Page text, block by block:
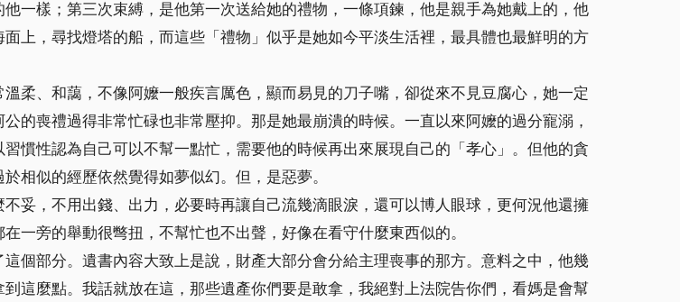
一樣；第三次束縛，是他第一次送給她的禮物，一條項鍊，他是親手為她戴上的，他
上，尋找燈塔的船，而這些「禮物」似乎是她如今平淡生活裡，最具體也最鮮明的方
柔、和藹，不像阿嬤一般疾言厲色，顯而易見的刀子嘴，卻從來不見豆腐心，她一定
的喪禮過得非常忙碌也非常壓抑。那是她最崩潰的時候。一直以來阿嬤的過分寵溺，
慣性認為自己可以不幫一點忙，需要他的時候再出來展現自己的「孝心」。但他的貪
相似的經歷依然覺得如夢似幻。但，是惡夢。
妥，不用出錢、出力，必要時再讓自己流幾滴眼淚，還可以博人眼球，更何況他還擁
一旁的舉動很彆扭，不幫忙也不出聲，好像在看守什麼東西似的。
個部分。遺書內容大致上是說，財產大部分會分給主理喪事的那方。意料之中，他幾
這麼點。我話就放在這，那些遺產你們要是敢拿，我絕對上法院告你們，看媽是會幫